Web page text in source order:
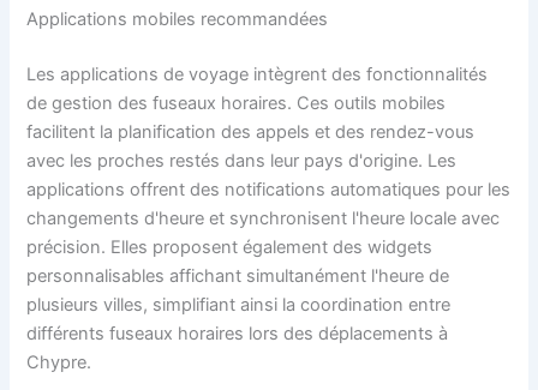
Applications mobiles recommandées
Les applications de voyage intègrent des fonctionnalités
de gestion des fuseaux horaires. Ces outils mobiles
facilitent la planification des appels et des rendez-vous
avec les proches restés dans leur pays d'origine. Les
applications offrent des notifications automatiques pour les
changements d'heure et synchronisent l'heure locale avec
précision. Elles proposent également des widgets
personnalisables affichant simultanément l'heure de
plusieurs villes, simplifiant ainsi la coordination entre
différents fuseaux horaires lors des déplacements à
Chypre.